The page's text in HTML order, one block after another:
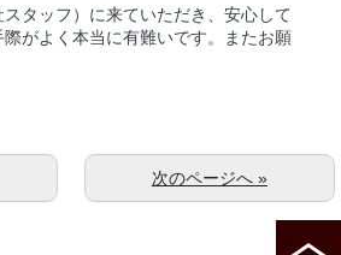
タッフ）に来ていただき、安心して
がよく本当に有難いです。またお願
次のページへ »